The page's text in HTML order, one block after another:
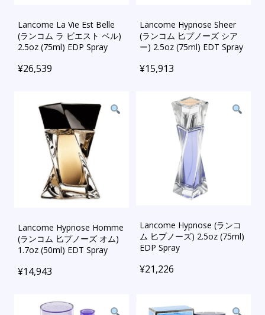
Lancome La Vie Est Belle
(ランコム ラ ビエスト ベル)
2.5oz (75ml) EDP Spray
¥26,539
Lancome Hypnose Sheer
(ランコム 匕プノーズ シア
ー) 2.5oz (75ml) EDT Spray
¥15,913
Lancome Hypnose Homme
(ランコム 匕プノーズ オム)
1.7oz (50ml) EDT Spray
¥14,943
Lancome Hypnose (ランコ
ム 匕プノーズ) 2.5oz (75ml)
EDP Spray
¥21,226